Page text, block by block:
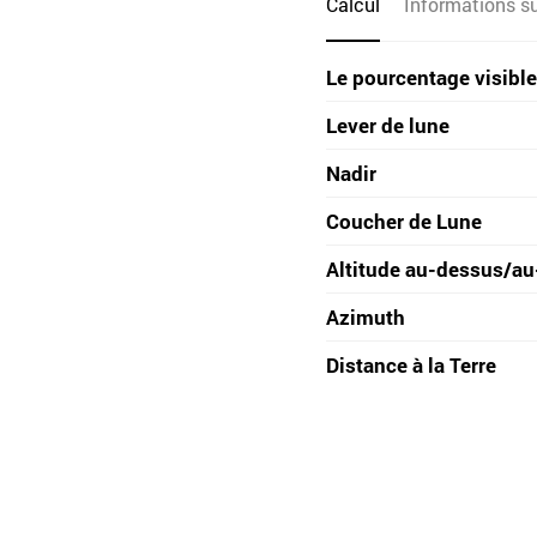
Le pourcentage visible
Lever de lune
Nadir
Coucher de Lune
Altitude au-dessus/
Azimuth
Distance à la Terre